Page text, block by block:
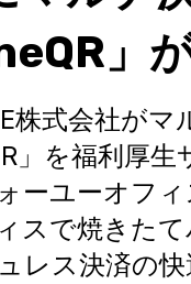
」
株式会社がマ
」を福利厚生
ーユーオフ
スで焼きたて
レス決済の